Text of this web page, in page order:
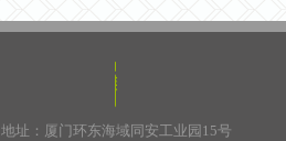
地址：厦门环东海域同安工业园15号